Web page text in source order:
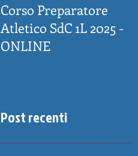
Corso Preparatore
Atletico SdC 1L 2025 -
ONLINE
Post recenti